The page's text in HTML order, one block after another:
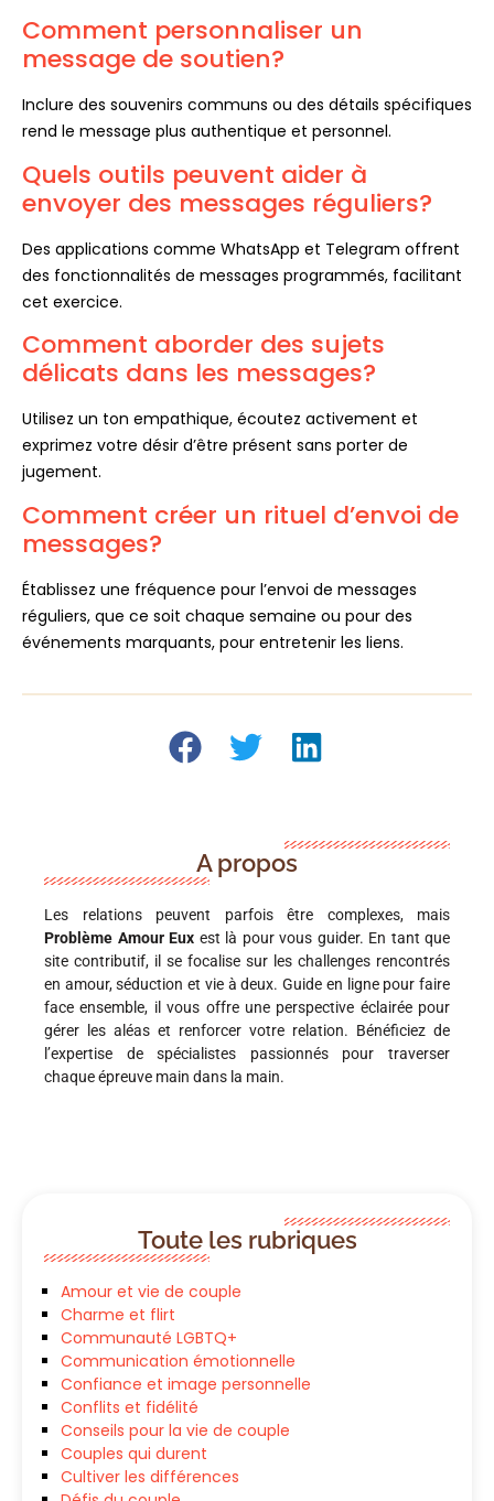
Comment personnaliser un
message de soutien?
Inclure des souvenirs communs ou des détails spécifiques
rend le message plus authentique et personnel.
Quels outils peuvent aider à
envoyer des messages réguliers?
Des applications comme WhatsApp et Telegram offrent
des fonctionnalités de messages programmés, facilitant
cet exercice.
Comment aborder des sujets
délicats dans les messages?
Utilisez un ton empathique, écoutez activement et
exprimez votre désir d’être présent sans porter de
jugement.
Comment créer un rituel d’envoi de
messages?
Établissez une fréquence pour l’envoi de messages
réguliers, que ce soit chaque semaine ou pour des
événements marquants, pour entretenir les liens.
A propos
Les relations peuvent parfois être complexes, mais
Problème Amour Eux est là pour vous guider. En tant que
site contributif, il se focalise sur les challenges rencontrés
en amour, séduction et vie à deux. Guide en ligne pour faire
face ensemble, il vous offre une perspective éclairée pour
gérer les aléas et renforcer votre relation. Bénéficiez de
l’expertise de spécialistes passionnés pour traverser
chaque épreuve main dans la main.
Toute les rubriques
Amour et vie de couple
Charme et flirt
Communauté LGBTQ+
Communication émotionnelle
Confiance et image personnelle
Conflits et fidélité
Conseils pour la vie de couple
Couples qui durent
Cultiver les différences